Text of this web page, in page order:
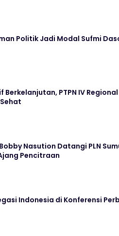
Politik Jadi Modal Sufmi
Berkelanjutan, PTPN IV
Nasution Datangi PLN
Pencitraan
Indonesia di Konferensi